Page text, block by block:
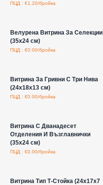
ПЦД : €1.20/бройка
Велурена Витрина За Селекции
(35x24 см)
ПЦД : €0.00/бройка
Витрина За Гривни С Три Нива
(24x18x13 см)
ПЦД : €0.00/бройка
Витрина С Дванадесет
Отделения И Възглавнички
(35x24 см)
ПЦД : €0.00/бройка
Витрина Тип Т-Стойка (24x17x7